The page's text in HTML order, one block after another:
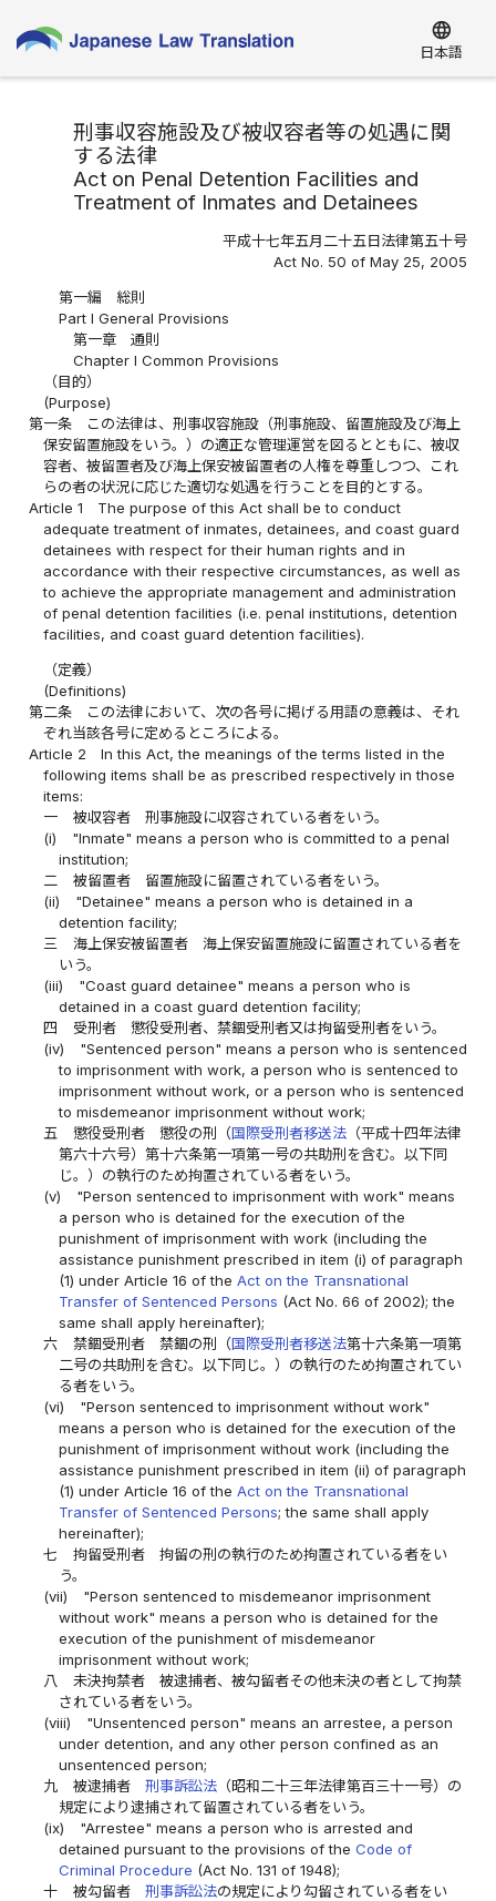
language
日本語
刑事収容施設及び被収容者等の処遇に関
する法律
Act on Penal Detention Facilities and
Treatment of Inmates and Detainees
平成十七年五月二十五日法律第五十号
Act No. 50 of May 25, 2005
第一編 総則
Part I General Provisions
第一章 通則
Chapter I Common Provisions
（目的）
(Purpose)
第一条
この法律は、刑事収容施設（刑事施設、留置施設及び海上
保安留置施設をいう。）の適正な管理運営を図るとともに、被収
容者、被留置者及び海上保安被留置者の人権を尊重しつつ、これ
らの者の状況に応じた適切な処遇を行うことを目的とする。
Article 1
The purpose of this Act shall be to conduct
adequate treatment of inmates, detainees, and coast guard
detainees with respect for their human rights and in
accordance with their respective circumstances, as well as
to achieve the appropriate management and administration
of penal detention facilities (i.e. penal institutions, detention
facilities, and coast guard detention facilities).
（定義）
(Definitions)
第二条
この法律において、次の各号に掲げる用語の意義は、それ
ぞれ当該各号に定めるところによる。
Article 2
In this Act, the meanings of the terms listed in the
following items shall be as prescribed respectively in those
items:
一
被収容者 刑事施設に収容されている者をいう。
(i)
"Inmate" means a person who is committed to a penal
institution;
二
被留置者 留置施設に留置されている者をいう。
(ii)
"Detainee" means a person who is detained in a
detention facility;
三
海上保安被留置者 海上保安留置施設に留置されている者を
いう。
(iii)
"Coast guard detainee" means a person who is
detained in a coast guard detention facility;
四
受刑者 懲役受刑者、禁錮受刑者又は拘留受刑者をいう。
(iv)
"Sentenced person" means a person who is sentenced
to imprisonment with work, a person who is sentenced to
imprisonment without work, or a person who is sentenced
to misdemeanor imprisonment without work;
五
懲役受刑者 懲役の刑（国際受刑者移送法（平成十四年法律
第六十六号）第十六条第一項第一号の共助刑を含む。以下同
じ。）の執行のため拘置されている者をいう。
(v)
"Person sentenced to imprisonment with work" means
a person who is detained for the execution of the
punishment of imprisonment with work (including the
assistance punishment prescribed in item (i) of paragraph
(1) under Article 16 of the Act on the Transnational
Transfer of Sentenced Persons (Act No. 66 of 2002); the
same shall apply hereinafter);
六
禁錮受刑者 禁錮の刑（国際受刑者移送法第十六条第一項第
二号の共助刑を含む。以下同じ。）の執行のため拘置されてい
る者をいう。
(vi)
"Person sentenced to imprisonment without work"
means a person who is detained for the execution of the
punishment of imprisonment without work (including the
assistance punishment prescribed in item (ii) of paragraph
(1) under Article 16 of the Act on the Transnational
Transfer of Sentenced Persons; the same shall apply
hereinafter);
七
拘留受刑者 拘留の刑の執行のため拘置されている者をい
う。
(vii)
"Person sentenced to misdemeanor imprisonment
without work" means a person who is detained for the
execution of the punishment of misdemeanor
imprisonment without work;
八
未決拘禁者 被逮捕者、被勾留者その他未決の者として拘禁
されている者をいう。
(viii)
"Unsentenced person" means an arrestee, a person
under detention, and any other person confined as an
unsentenced person;
九
被逮捕者 刑事訴訟法（昭和二十三年法律第百三十一号）の
規定により逮捕されて留置されている者をいう。
(ix)
"Arrestee" means a person who is arrested and
detained pursuant to the provisions of the Code of
Criminal Procedure (Act No. 131 of 1948);
十
被勾留者 刑事訴訟法の規定により勾留されている者をい